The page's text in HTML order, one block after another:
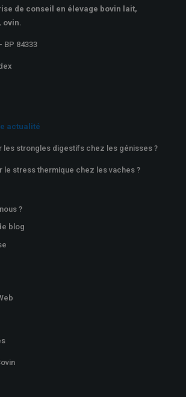
de conseil en élevage bovin lait,
ovin.
BP 84333
actualité
les strongles digestifs chez les génisses ?
le stress thermique chez les vaches ?
?
blog